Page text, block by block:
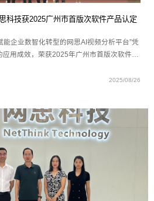
科技获2025广州市首版次软件产品认定
企业数智化转型的网思AI视频分析平台”凭
用成效，荣获2025年广州市首版次软件产
领域的有力见证。图为网思科技代表（右
2025/08/26